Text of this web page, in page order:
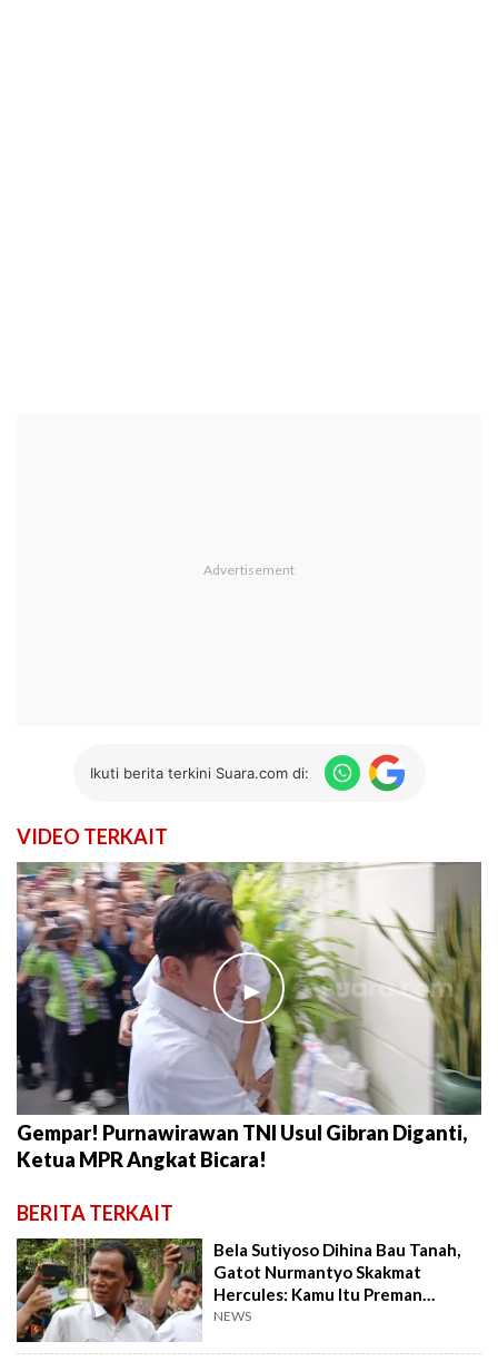
Ikuti berita terkini Suara.com di:
VIDEO TERKAIT
►
Gempar! Purnawirawan TNI Usul Gibran Diganti,
Ketua MPR Angkat Bicara!
BERITA TERKAIT
Bela Sutiyoso Dihina Bau Tanah,
Gatot Nurmantyo Skakmat
Hercules: Kamu Itu Preman
Berkedok Ormas!
NEWS